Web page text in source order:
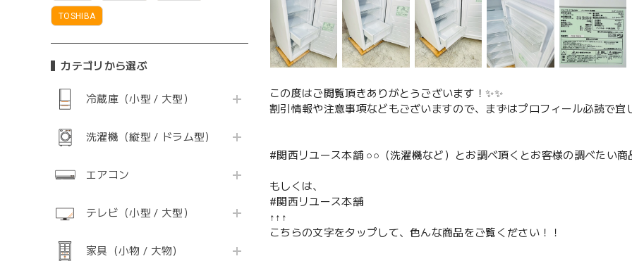
TOSHIBA
カテゴリから選ぶ
冷蔵庫（小型 / 大型）
洗濯機（縦型 / ドラム型）
エアコン
テレビ（小型 / 大型）
家具（小物 / 大物）
この度はご閲覧頂きありがとうございます！✨✨
割引情報や注意事項などもございますので、まずはプロフィール必読で宜
#関西リユース本舗 ○○（洗濯機など）とお調べ頂くとお客様の調べたい商
もしくは、
#関西リユース本舗
↑↑↑
こちらの文字をタップして、色んな商品をご覧ください！！